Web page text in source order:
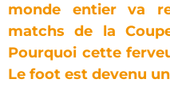
monde entier va
matchs de la
Pourquoi cette
Le foot est devenu